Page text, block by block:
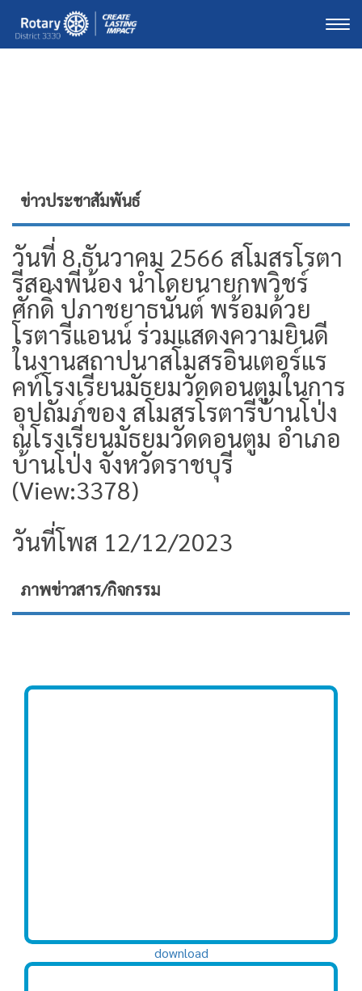
ข่าวประชาสัมพันธ์
วันที่ 8 ธันวาคม 2566 สโมสรโรตา
รีสองพี่น้อง นำโดยนายกพวิชร์
ศักดิ์ ปภาชยาธนันต์ พร้อมด้วย
โรตารีแอนน์ ร่วมแสดงความยินดี
ในงานสถาปนาสโมสรอินเตอร์แร
คท์โรงเรียนมัธยมวัดดอนตูมในการ
อุปถัมภ์ของ สโมสรโรตารีบ้านโป่ง
ณโรงเรียนมัธยมวัดดอนตูม อำเภอ
บ้านโป่ง จังหวัดราชบุรี
(View:3378)
วันที่โพส 12/12/2023
ภาพข่าวสาร/กิจกรรม
download